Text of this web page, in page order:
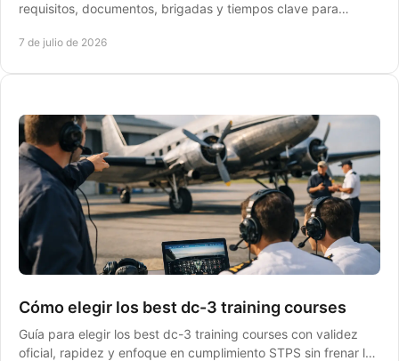
requisitos, documentos, brigadas y tiempos clave para
7 de julio de 2026
Cómo elegir los best dc-3 training courses
Guía para elegir los best dc-3 training courses con validez
oficial, rapidez y enfoque en cumplimiento STPS sin frenar la